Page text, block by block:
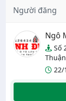
Người đăng
Ngô
Số
Thuận
22/